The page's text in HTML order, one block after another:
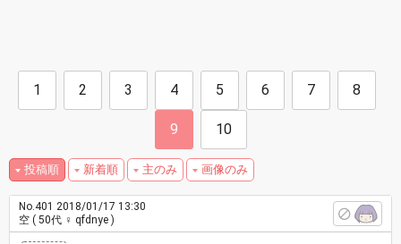
1 2 3 4 5 6 7 8
9 10
投稿順 新着順 主のみ 画像のみ
No.401 2018/01/17 13:30
空 ( 50代 ♀ qfdnye )